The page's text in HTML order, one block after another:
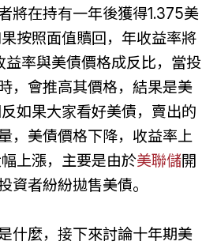
將在持有一年後獲得1.375美
按照面值贖回，年收益率將
益率與美債價格成反比，當投
，會推高其價格，結果是美
如果大家看好美債，賣出的
，美債價格下降，收益率上
上漲，主要是由於美聯儲開
資者紛紛拋售美債。
什麼，接下來討論十年期美